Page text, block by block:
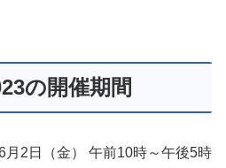
の開催期間
月2日（金） 午前10時～午後5時